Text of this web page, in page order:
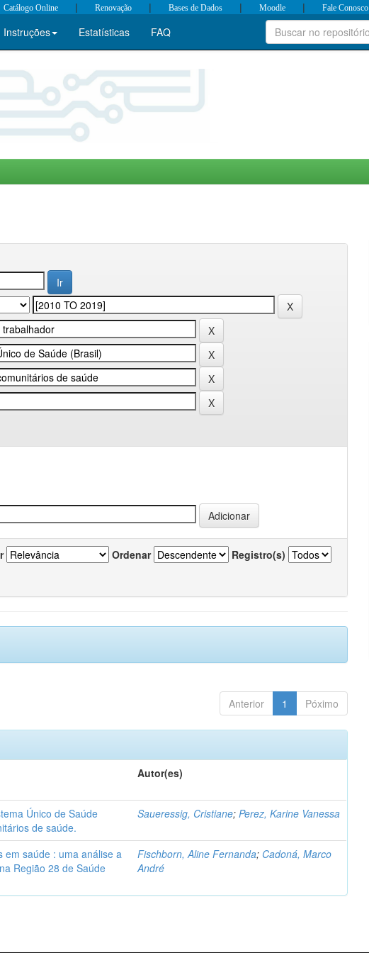
Catálogo Online | Renovação | Bases de Dados | Moodle | Fale Conosco
Instruções Estatísticas FAQ
Ordenar Registro(s)
Anterior 1 Póximo
Autor(es)
Único de Saúde
de saúde.
Saueressig, Cristiane;Perez, Karine Vanessa
em saúde : uma análise a
Região 28 de Saúde
Fischborn, Aline Fernanda; Cadoná, Marco
André